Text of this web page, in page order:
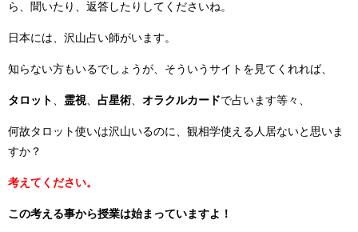
ら、聞いたり、返答したりしてくださいね。
日本には、沢山占い師がいます。
知らない方もいるでしょうが、そういうサイトを見てくれれば、
タロット 霊視 占星術 オラクルカードで占います等々、
何故タロット使いは沢山いるのに、観相学使える人居ないと思いま
すか？
考えてください。
この考える事から授業は始まっていますよ！